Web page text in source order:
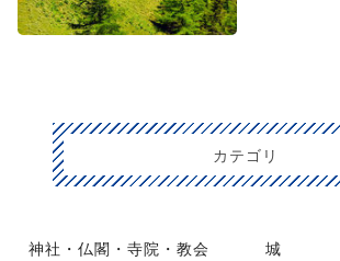
カテゴリ
神社・仏閣・寺院・教会 城